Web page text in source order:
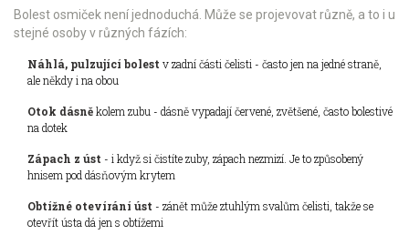
Bolest osmiček není jednoduchá. Může se projevovat různě, a to i u
stejné osoby v různých fázích:
Náhlá, pulzující bolest v zadní části čelisti - často jen na jedné straně,
ale někdy i na obou
Otok dásněkolem zubu - dásně vypadají červené, zvětšené, často bolestivé
na dotek
Zápach z úst - i když si čistíte zuby, zápach nezmizí. Je to způsobený
hnisem pod dásňovým krytem
Obtížné otevírání úst - zánět může ztuhlým svalům čelisti, takže se
otevřít ústa dá jen s obtížemi